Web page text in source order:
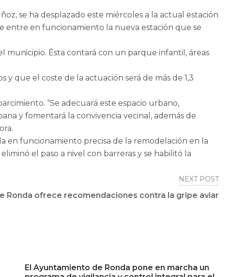
se ha desplazado este miércoles a la actual estación
en funcionamiento la nueva estación que se
municipio. Ésta contará con un parque infantil, áreas
que el coste de la actuación será de más de 1,3
“Se adecuará este espacio urbano,
y fomentará la convivencia vecinal, además de
en funcionamiento precisa de la remodelación en la
el paso a nivel con barreras y se habilitó la
NEXT POST
Ronda ofrece recomendaciones contra la gripe aviar
El Ayuntamiento de Ronda pone en marcha un